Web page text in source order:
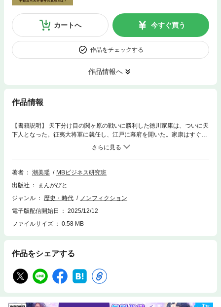
カートへ 今すぐ買う
作品をチェックする
作品情報へ
作品情報
【書籍説明】 天下分け目の関ヶ原の戦いに勝利した徳川家康は、ついに天
下人となった。征夷大将軍に就任し、江戸に幕府を開いた。家康はすぐに
嫡男秀忠に将軍職を譲り、徳川政権が代々続くことを天下に示した。 家康
は「大御所」として政治の実権を握り、全国諸侯の従属を確認すると、前
政権者だった豊臣一族を滅亡させた。徳川政権の確立を見届けて、家康は
七十五歳の生涯を閉じた。 名実ともに二代将軍となった徳川秀忠は天下平
か、次男国松に継がせるか、大いに悩み始めた。 秀忠の正妻(御台所)江は
「次男国松を三代将軍にするべき」と主張し、長男竹千代を廃嫡しようと
う。江は秀忠に不満を持つ本多正純と手を組み、秀忠と竹千代の暗殺を企
む。 竹千代は無事に三代将軍を継ぐことができるのか？竹千代の出生にま
著者 潮美瑶
MBビジネス研究班
出版社
まんがびと
ジャンル
歴史・時代
ノンフィクション
電子版配信開始日
2025/12/12
ファイルサイズ
0.58 MB
作品をシェアする